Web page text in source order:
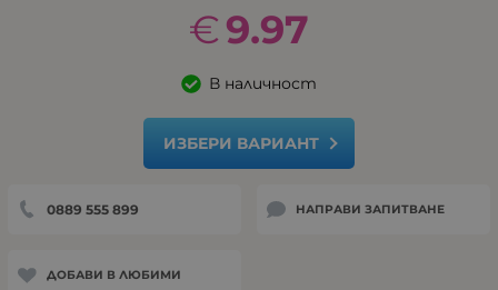
9.97
€
В наличност
ИЗБЕРИ ВАРИАНТ
0889 555 899 НАПРАВИ ЗАПИТВАНЕ
ДОБАВИ В ЛЮБИМИ